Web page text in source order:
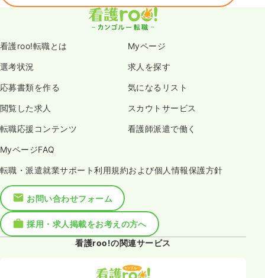
看護roo!転職とは Myページ
選考状況 求人を探す
応募書類を作る 気になるリスト
閲覧した求人 スカウトサービス
転職応援コンテンツ 看護師派遣で働く
MyページFAQ
転職・派遣就業サポート利用規約および個人情報保護方針
お問い合わせフォーム
採用・求人掲載をお考えの方へ
看護roo!の関連サービス